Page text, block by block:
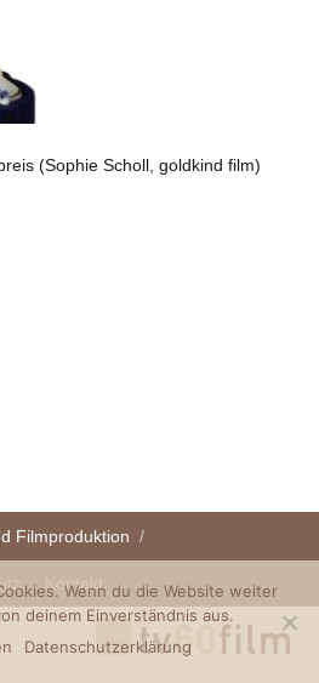
(Sophie Scholl, goldkind film)
Filmproduktion
Kontakt
Wenn du die Website weiter
deinem Einverständnis aus.
Datenschutzerklärung